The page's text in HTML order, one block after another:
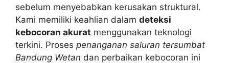
sebelum menyebabkan kerusakan struktural.
Kami memiliki keahlian dalam deteksi
kebocoran akurat menggunakan teknologi
terkini. Proses penanganan saluran tersumbat
Bandung Wetan dan perbaikan kebocoran ini